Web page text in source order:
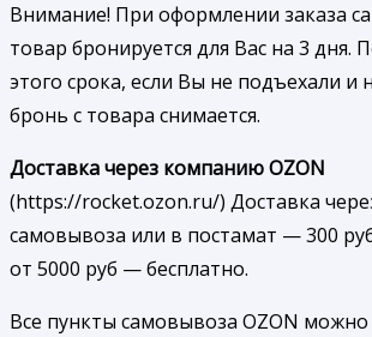
Внимание! При оформлении заказа
товар бронируется для Вас на 3 дня.
этого срока, если Вы не подъехали и
бронь с товара снимается.
Доставка через компанию OZON
(https://rocket.ozon.ru/) Доставка
самовывоза или в постамат — 300
от 5000 руб — бесплатно.
Все пункты самовывоза OZON